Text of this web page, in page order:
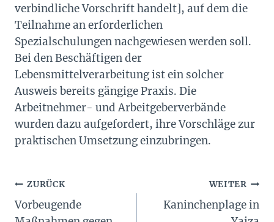
verbindliche Vorschrift handelt], auf dem die
Teilnahme an erforderlichen
Spezialschulungen nachgewiesen werden soll.
Bei den Beschäftigen der
Lebensmittelverarbeitung ist ein solcher
Ausweis bereits gängige Praxis. Die
Arbeitnehmer- und Arbeitgeberverbände
wurden dazu aufgefordert, ihre Vorschläge zur
praktischen Umsetzung einzubringen.
Beitragsnavigation
ZURÜCK
Vorbeugende
WEITER
Kaninchenplage in